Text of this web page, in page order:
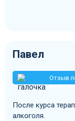
Павел
Отзыв
визитом
После курса
алкоголя.